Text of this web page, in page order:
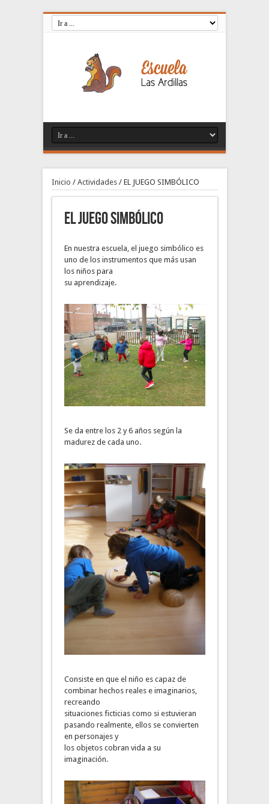
Inicio / Actividades/ EL JUEGO SIMBÓLICO
EL JUEGO SIMBÓLICO
En nuestra escuela, el juego simbólico es
uno de los instrumentos que más usan
los niños para
su aprendizaje.
Se da entre los 2 y 6 años según la
madurez de cada uno.
Consiste en que el niño es capaz de
combinar hechos reales e imaginarios,
recreando
situaciones ficticias como si estuvieran
pasando realmente, ellos se convierten
en personajes y
los objetos cobran vida a su
imaginación.